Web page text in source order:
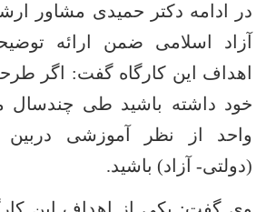
ادامه دکتر حمیدی مشاور ارشد
اسلامی ضمن ارائه
این کارگاه گفت: اگر
داشته باشید طی چندسال می
از نظر آموزشی دربین
آزاد) باشید.